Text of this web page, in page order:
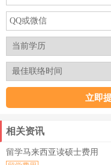
相关资讯
留学马来西亚读硕士费用